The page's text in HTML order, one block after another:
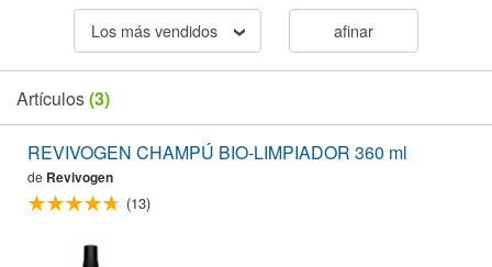
Los más vendidos afinar
Artículos(3)
REVIVOGEN CHAMPÚ BIO-LIMPIADOR 360 ml
de Revivogen
(13)